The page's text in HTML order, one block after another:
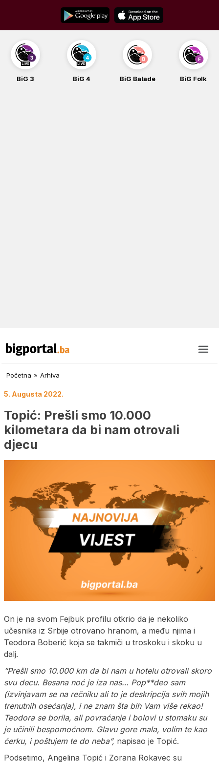
content
BiG 3 BiG 4 BiG Balade BiG Folk
Početna » Arhiva
5. Augusta 2022.
Topić: Prešli smo 10.000
kilometara da bi nam otrovali
djecu
On je na svom Fejbuk profilu otkrio da je nekoliko
učesnika iz Srbije otrovano hranom, a među njima i
Teodora Boberić koja se takmiči u troskoku i skoku u
dalj.
“Prešli smo 10.000 km da bi nam u hotelu otrovali skoro
svu decu. Besana noć je iza nas… Pop**deo sam
(izvinjavam se na rečniku ali to je deskripcija svih mojih
trenutnih osećanja), i ne znam šta bih Vam više rekao!
Teodora se borila, ali povraćanje i bolovi u stomaku su
je učinili bespomoćnom. Glavu gore mala, volim te kao
ćerku, i poštujem te do neba”, napisao je Topić.
Podsetimo, Angelina Topić i Zorana Rokavec su